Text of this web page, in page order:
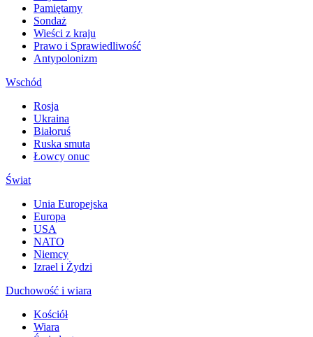
Pamiętamy
Sondaż
Wieści z kraju
Prawo i Sprawiedliwość
Antypolonizm
Wschód
Rosja
Ukraina
Białoruś
Ruska smuta
Łowcy onuc
Świat
Unia Europejska
Europa
USA
NATO
Niemcy
Izrael i Żydzi
Duchowość i wiara
Kościół
Wiara